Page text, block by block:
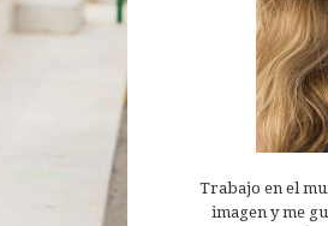
Trabajo en el
imagen y me